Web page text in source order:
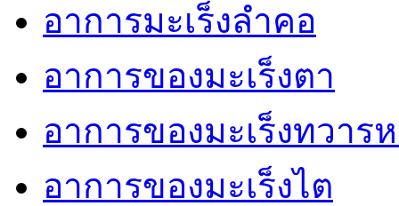
อาการมะเร็งลำคอ
อาการของมะเร็งตา
อาการของมะเร็งทวาร
อาการของมะเร็งไต